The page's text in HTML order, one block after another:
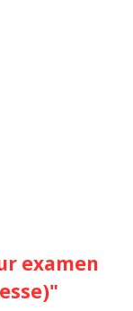
examen